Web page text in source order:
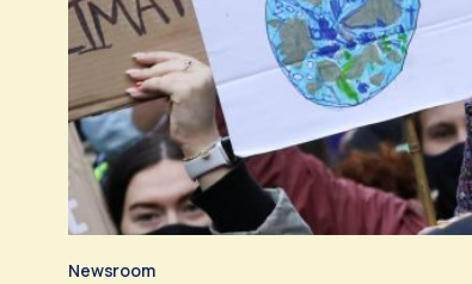
Newsroom